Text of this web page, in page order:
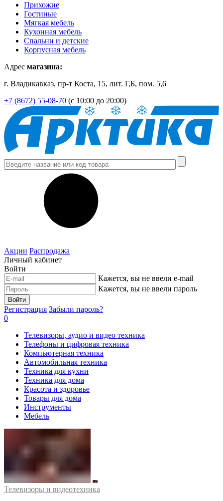
Прихожие
Гостиные
Мягкая мебель
Кухонная мебель
Спальни и детские
Корпусная мебель
Адрес магазина:
г. Владикавказ, пр-т Коста, 15, лит. Г,Б, пом. 5,6
+7 (8672) 55-08-70 (с 10:00 до 20:00)
Акции Распродажа
Личный кабинет
Войти
Кажется, вы не ввели e-mail
Кажется, вы не ввели пароль
Войти
Регистрация Забыли пароль?
0
Телевизоры, аудио и видео техника
Телефоны и цифровая техника
Компьютерная техника
Автомобильная техника
Техника для кухни
Техника для дома
Красота и здоровье
Товары для дома
Инструменты
Мебель
Телевизоры и видеотехника